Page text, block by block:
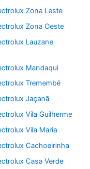
Zona Leste
Zona Oeste
Lauzane
Mandaqui
Tremembé
Jaçanã
Vila Guilherme
Vila Maria
Cachoeirinha
Casa Verde